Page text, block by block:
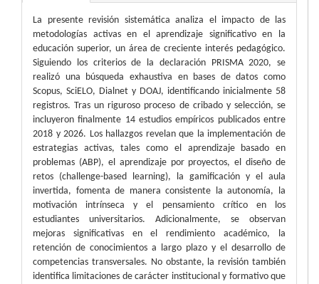
La presente revisión sistemática analiza el impacto de las
metodologías activas en el aprendizaje significativo en la
educación superior, un área de creciente interés pedagógico.
Siguiendo los criterios de la declaración PRISMA 2020, se
realizó una búsqueda exhaustiva en bases de datos como
Scopus, SciELO, Dialnet y DOAJ, identificando inicialmente 58
registros. Tras un riguroso proceso de cribado y selección, se
incluyeron finalmente 14 estudios empíricos publicados entre
2018 y 2026. Los hallazgos revelan que la implementación de
estrategias activas, tales como el aprendizaje basado en
problemas (ABP), el aprendizaje por proyectos, el diseño de
retos (challenge-based learning), la gamificación y el aula
invertida, fomenta de manera consistente la autonomía, la
motivación intrínseca y el pensamiento crítico en los
estudiantes universitarios. Adicionalmente, se observan
mejoras significativas en el rendimiento académico, la
retención de conocimientos a largo plazo y el desarrollo de
competencias transversales. No obstante, la revisión también
identifica limitaciones de carácter institucional y formativo que